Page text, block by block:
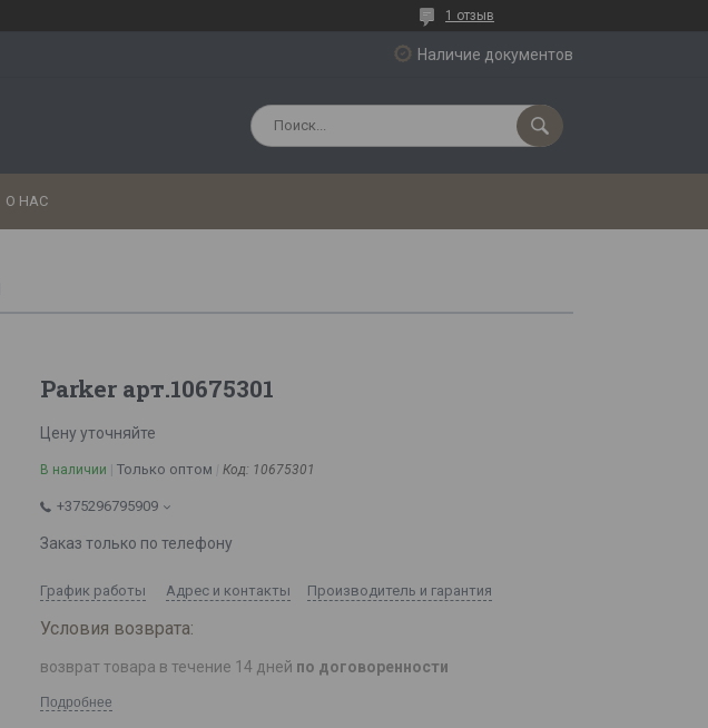
1 отзыв
Наличие документов
О НАС
Parker арт.10675301
Цену уточняйте
В наличии Только оптом Код: 10675301
+375296795909
Заказ только по телефону
График работы Адрес и контакты Производитель и гарантия
возврат товара в течение 14 дней по договоренности
Подробнее